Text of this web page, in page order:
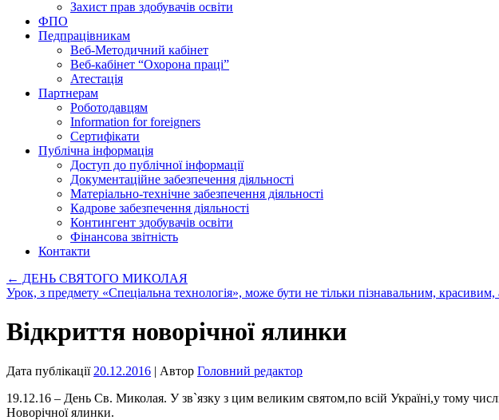
Захист прав здобувачів освіти
ФПО
Педпрацівникам
Веб-Методичний кабінет
Веб-кабінет “Охорона праці”
Атестація
Партнерам
Роботодавцям
Information for foreigners
Сертифікати
Публічна інформація
Доступ до публічної інформації
Документаційне забезпечення діяльності
Матеріально-технічне забезпечення діяльності
Кадрове забезпечення діяльності
Контингент здобувачів освіти
Фінансова звітність
Контакти
← ДЕНЬ СВЯТОГО МИКОЛАЯ
Урок, з предмету «Спеціальна технологія», може бути не тільки пізнавальним,
Відкриття новорічної ялинки
Дата публікації 20.12.2016 | Автор Головний редактор
19.12.16 – День Св. Миколая. У зв`язку з цим великим святом,по всій Україні,у тому
Новорічної ялинки.